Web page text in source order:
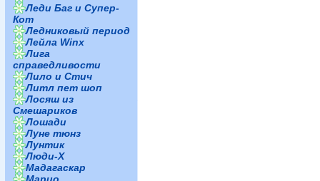
Леди Баг и Супер-
Кот
Ледниковый период
Лейла Winx
Лига
справедливости
Лило и Стич
Литл пет шоп
Лосяш из
Смешариков
Лошади
Луне тюнз
Лунтик
Люди-Х
Мадагаскар